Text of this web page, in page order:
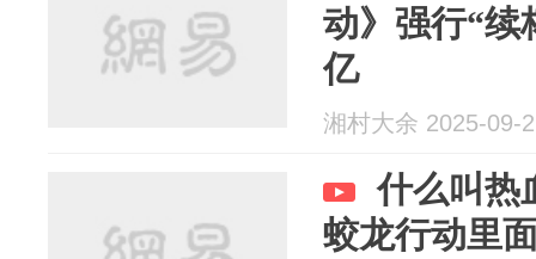
动》强行“续
亿
湘村大余 2025-09-
什么叫热
蛟龙行动里